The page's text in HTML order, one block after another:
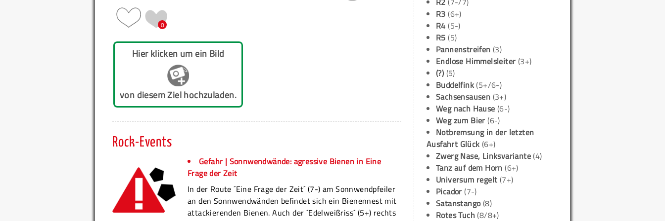
0
Hier klicken um ein Bild
von diesem Ziel hochzuladen.
Rock-Events
Gefahr | Sonnwendwände: agressive Bienen in Eine
Frage der Zeit
In der Route ´Eine Frage der Zeit´ (7-) am Sonnwendpfeiler
an den Sonnwendwänden befindet sich ein Bienennest mit
attackierenden Bienen. Auch der ´Edelweißriss´ (5+) rechts
R3 (6+)
R4 (5-)
R5 (5)
Pannenstreifen (3)
Endlose Himmelsleiter (3+)
(?) (5)
Buddelfink(5+/6-)
Sachsensausen (3+)
Weg nach Hause (6-)
Weg zum Bier (6-)
Notbremsung in der letzten
Ausfahrt Glück (6+)
Zwerg Nase, Linksvariante(4)
Tanz auf dem Horn (6+)
Universum regelt (7+)
Picador (7-)
Satanstango(8)
Rotes Tuch(8/8+)